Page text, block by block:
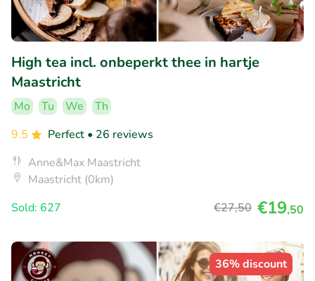
High tea incl. onbeperkt thee in hartje
Maastricht
Mo Tu We
Th
9.5
Perfect • 26 reviews
Anne&Max Maastricht
Maastricht (0km)
Sold: 627
€27,50 €19,50
36% discount